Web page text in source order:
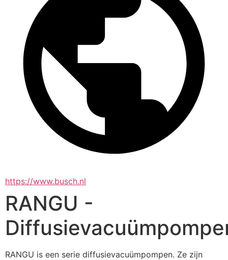
https://www.busch.nl
RANGU -
RANGU is een serie diffusievacuümpompen. Ze zijn